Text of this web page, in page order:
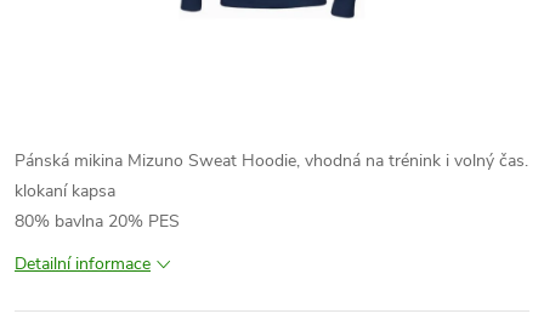
Pánská mikina Mizuno Sweat Hoodie, vhodná na trénink i volný čas.
klokaní kapsa
80% bavlna 20% PES
Detailní informace